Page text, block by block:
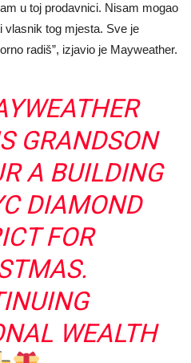
u toj prodavnici. Nisam mogao
vlasnik tog mjesta. Sve je
radiš”, izjavio je Mayweather.
GRANDSON
A BUILDING
DIAMOND
FOR
WEALTH